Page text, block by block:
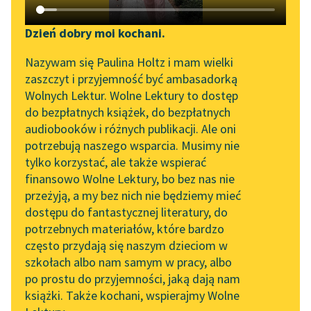
Katalog DAISY
Podkasty o książkach
Zgłoś brak utworu
Aktualności
Zapraszamy na spotkanie
online z tłumaczkami
literatury skandynawskiej
Spotkanie z Katarzyną
Tunkiel w Oslo
Wolne Lektury na 32.
Pol’and’Rock Festivalu
„Kochanek Lady
Chatterley” do słuchania
na Wolnych Lekturach
Nowy audiobook –
Narzędzia
Mapa Wolnych Lektur
Leśmianator
Przewodnik dla piszących i
czytających
API
OAI-PMH
Widget Wolnych Lektur
Przypisy
Dzień dobry moi kochani.
Nazywam się Paulina Holtz i mam wielki
zaszczyt i przyjemność być ambasadorką
Wolnych Lektur. Wolne Lektury to dostęp
do bezpłatnych książek, do bezpłatnych
audiobooków i różnych publikacji. Ale oni
potrzebują naszego wsparcia. Musimy nie
tylko korzystać, ale także wspierać
finansowo Wolne Lektury, bo bez nas nie
przeżyją, a my bez nich nie będziemy mieć
dostępu do fantastycznej literatury, do
potrzebnych materiałów, które bardzo
często przydają się naszym dzieciom w
szkołach albo nam samym w pracy, albo
po prostu do przyjemności, jaką dają nam
książki. Także kochani, wspierajmy Wolne
Frances Hodgson Burnett
— Czemu ona nazwała
mnieładną? Nie
jestem wcale ładna.
Taka Belcia, córka
pułkownika Grange,
ma...
Czytaj więcej
Motyw: Uroda